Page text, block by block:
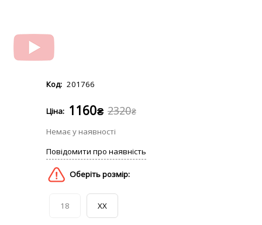
201766
2320₴
1160₴
18 XX